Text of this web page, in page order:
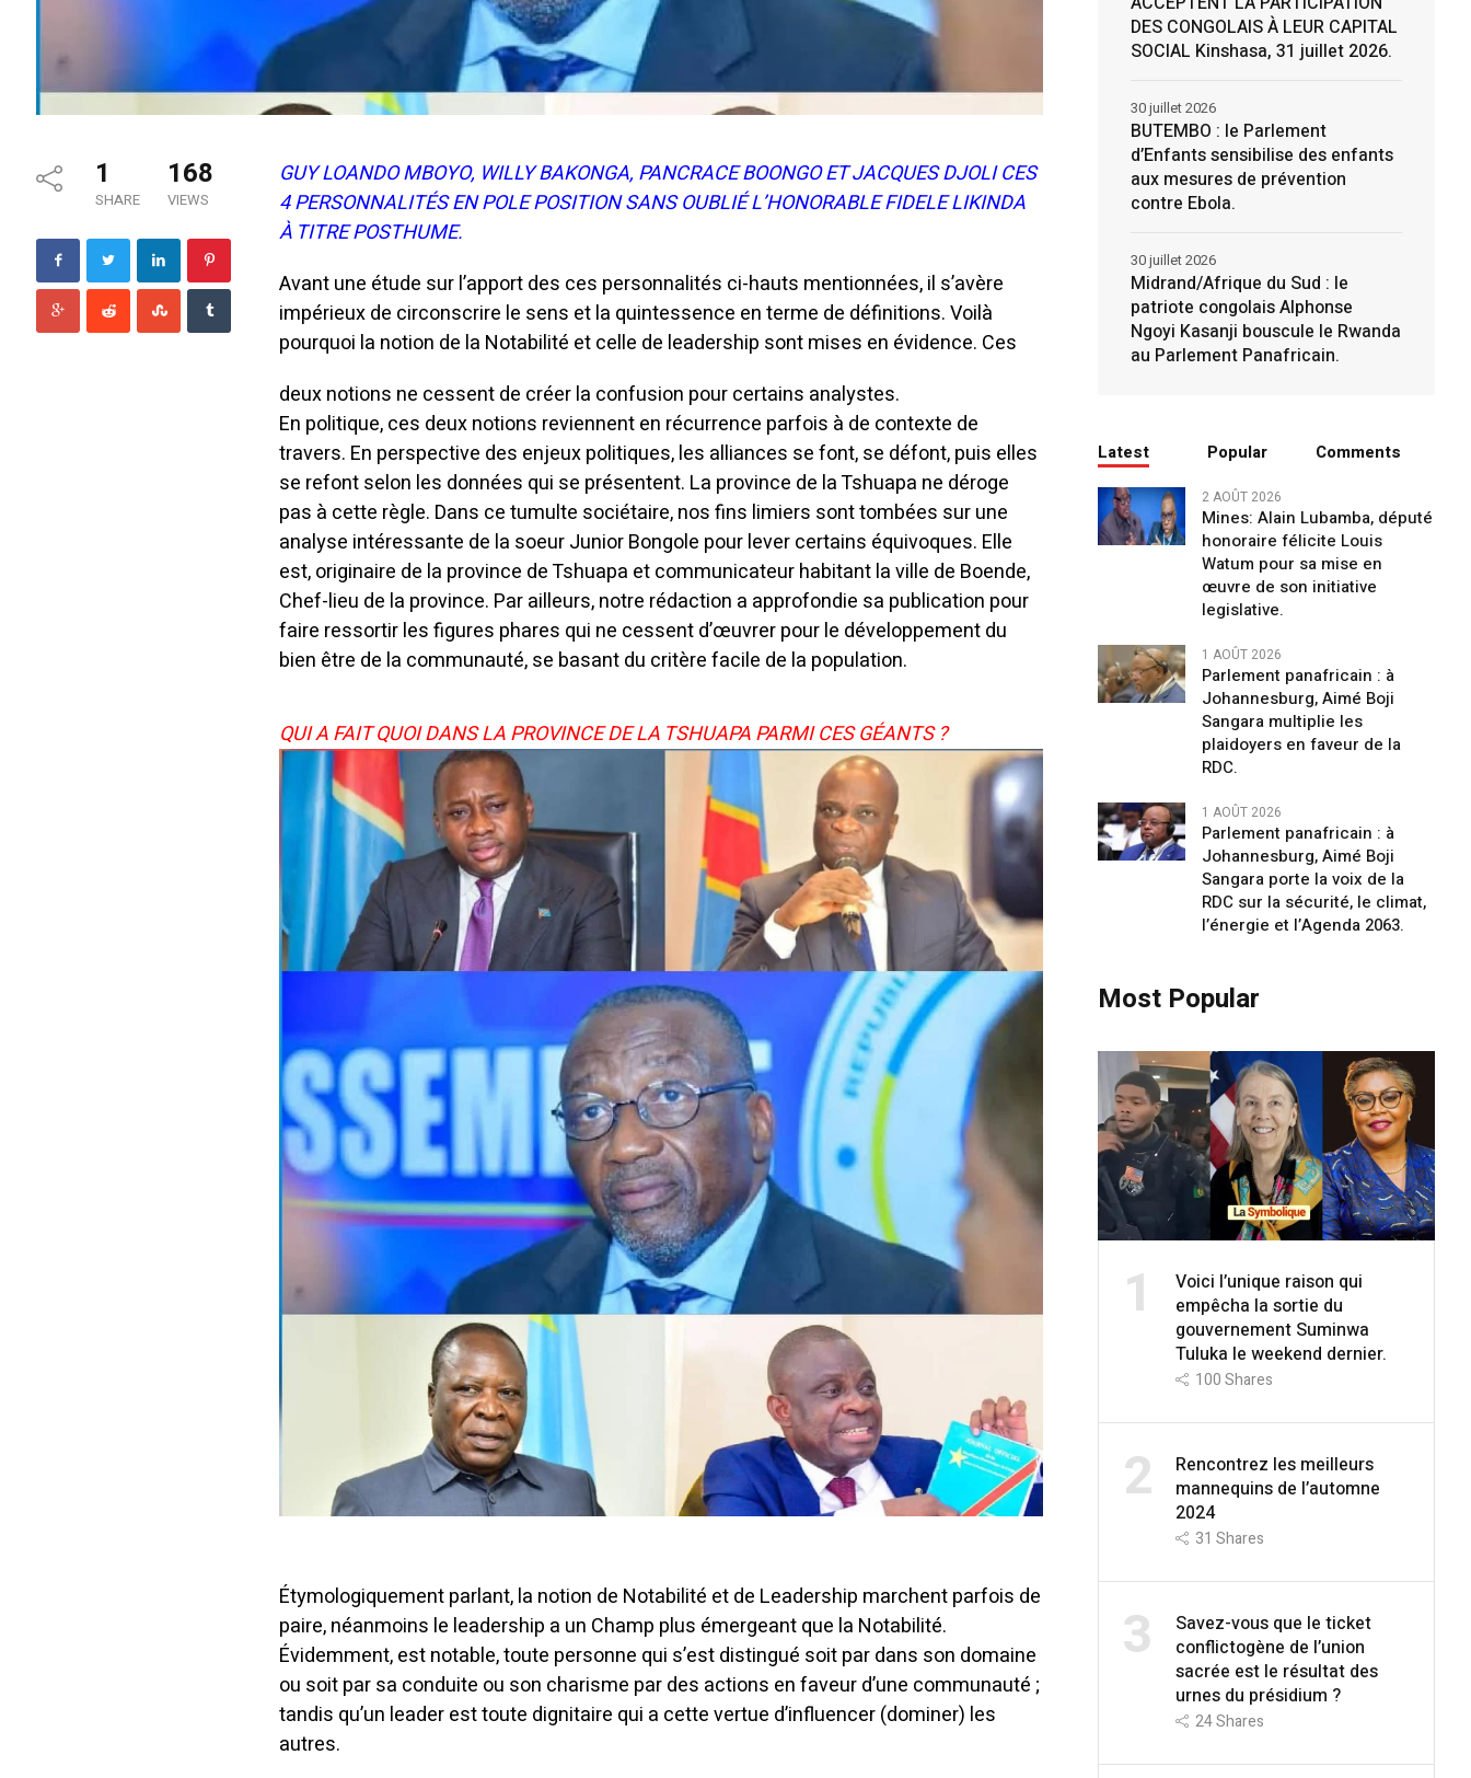
1
SHARE
168
VIEWS
GUY LOANDO MBOYO, WILLY BAKONGA, PANCRACE BOONGO ET JACQUES DJOLI CES
4 PERSONNALITÉS EN POLE POSITION SANS OUBLIÉ L’HONORABLE FIDELE LIKINDA
À TITRE POSTHUME.
Avant une étude sur l’apport des ces personnalités ci-hauts mentionnées, il s’avère
impérieux de circonscrire le sens et la quintessence en terme de définitions. Voilà
pourquoi la notion de la Notabilité et celle de leadership sont mises en évidence. Ces
deux notions ne cessent de créer la confusion pour certains analystes.
En politique, ces deux notions reviennent en récurrence parfois à de contexte de
travers. En perspective des enjeux politiques, les alliances se font, se défont, puis elles
se refont selon les données qui se présentent. La province de la Tshuapa ne déroge
pas à cette règle. Dans ce tumulte sociétaire, nos fins limiers sont tombées sur une
analyse intéressante de la soeur Junior Bongole pour lever certains équivoques. Elle
est, originaire de la province de Tshuapa et communicateur habitant la ville de Boende,
Chef-lieu de la province. Par ailleurs, notre rédaction a approfondie sa publication pour
faire ressortir les figures phares qui ne cessent d’œuvrer pour le développement du
bien être de la communauté, se basant du critère facile de la population.
QUI A FAIT QUOI DANS LA PROVINCE DE LA TSHUAPA PARMI CES GÉANTS ?
Étymologiquement parlant, la notion de Notabilité et de Leadership marchent parfois de
paire, néanmoins le leadership a un Champ plus émergeant que la Notabilité.
Évidemment, est notable, toute personne qui s’est distingué soit par dans son domaine
ou soit par sa conduite ou son charisme par des actions en faveur d’une communauté ;
tandis qu’un leader est toute dignitaire qui a cette vertue d’influencer (dominer) les
autres.
DES CONGOLAIS À LEUR CAPITAL
SOCIAL Kinshasa, 31 juillet 2026.
BUTEMBO : le Parlement
d’Enfants sensibilise des enfants
aux mesures de prévention
contre Ebola.
30 juillet 2026
Midrand/Afrique du Sud : le
patriote congolais Alphonse
Ngoyi Kasanji bouscule le Rwanda
au Parlement Panafricain.
30 juillet 2026
Latest Popular Comments
2 AOÛT 2026
Mines: Alain Lubamba, député
honoraire félicite Louis
Watum pour sa mise en
œuvre de son initiative
legislative.
1 AOÛT 2026
Parlement panafricain : à
Johannesburg, Aimé Boji
Sangara multiplie les
plaidoyers en faveur de la
RDC.
1 AOÛT 2026
Parlement panafricain : à
Johannesburg, Aimé Boji
Sangara porte la voix de la
RDC sur la sécurité, le climat,
l’énergie et l’Agenda 2063.
Most Popular
1
Voici l’unique raison qui
empêcha la sortie du
gouvernement Suminwa
Tuluka le weekend dernier.
100Shares
2
Rencontrez les meilleurs
mannequins de l’automne
2024
31 Shares
3
Savez-vous que le ticket
conflictogène de l’union
sacrée est le résultat des
urnes du présidium ?
24Shares